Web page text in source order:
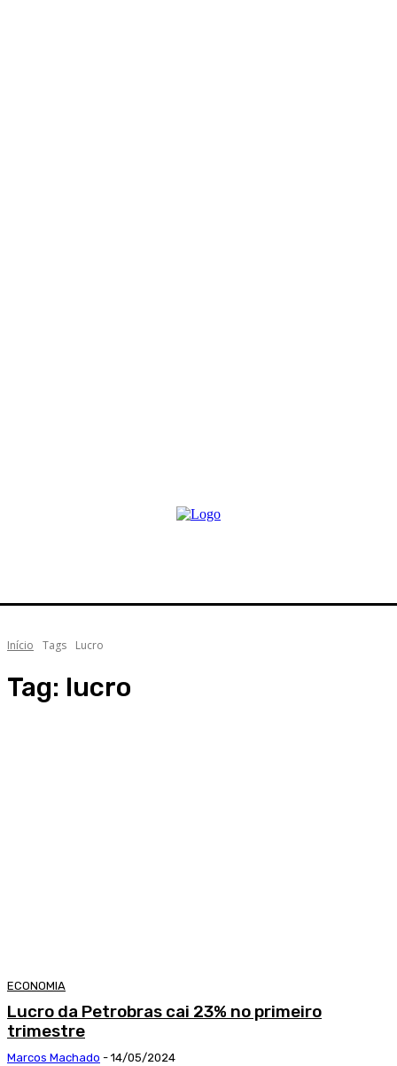
Início Tags Lucro
Tag: lucro
ECONOMIA
Lucro da Petrobras cai 23% no primeiro
trimestre
Marcos Machado - 14/05/2024